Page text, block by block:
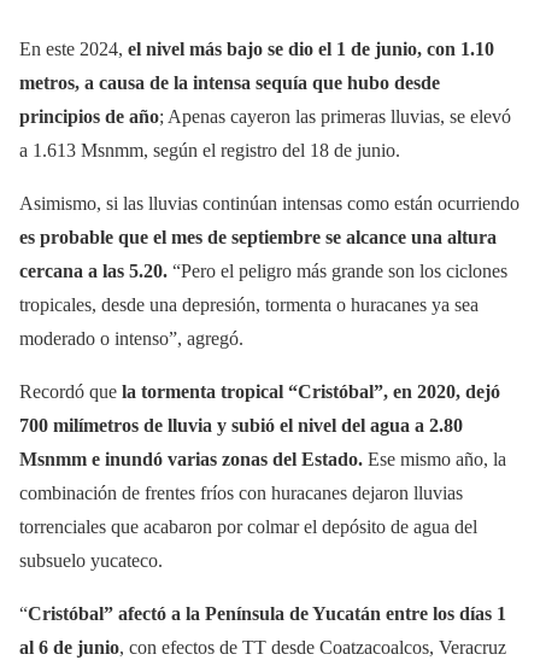
En este 2024, el nivel más bajo se dio el 1 de junio, con 1.10
metros, a causa de la intensa sequía que hubo desde
principios de año; Apenas cayeron las primeras lluvias, se elevó
a 1.613 Msnmm, según el registro del 18 de junio.
Asimismo, si las lluvias continúan intensas como están ocurriendo
es probable que el mes de septiembre se alcance una altura
cercana a las 5.20. “Pero el peligro más grande son los ciclones
tropicales, desde una depresión, tormenta o huracanes ya sea
moderado o intenso”, agregó.
Recordó que la tormenta tropical “Cristóbal”, en 2020, dejó
700 milímetros de lluvia y subió el nivel del agua a 2.80
Msnmm e inundó varias zonas del Estado. Ese mismo año, la
combinación de frentes fríos con huracanes dejaron lluvias
torrenciales que acabaron por colmar el depósito de agua del
subsuelo yucateco.
“Cristóbal” afectó a la Península de Yucatán entre los días 1
al 6 de junio, con efectos de TT desde Coatzacoalcos, Veracruz